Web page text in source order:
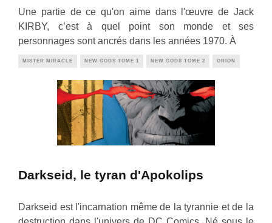
Une partie de ce qu'on aime dans l'œuvre de Jack
KIRBY, c’est à quel point son monde et ses
personnages sont ancrés dans les années 1970. À
MISTER MIRACLE NEW GODS TOME 1 NEW GODS TOME 2 ORION
Darkseid, le tyran d'Apokolips
Darkseid est l'incarnation même de la tyrannie et de la